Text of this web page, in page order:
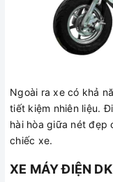
Ngoài ra xe có khả
tiết kiệm nhiên liệu.
hài hòa giữa nét đẹp
chiếc xe.
XE MÁY ĐIỆN